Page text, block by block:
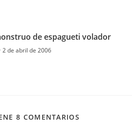
de espagueti volador
2 de abril de 2006
8 COMENTARIOS